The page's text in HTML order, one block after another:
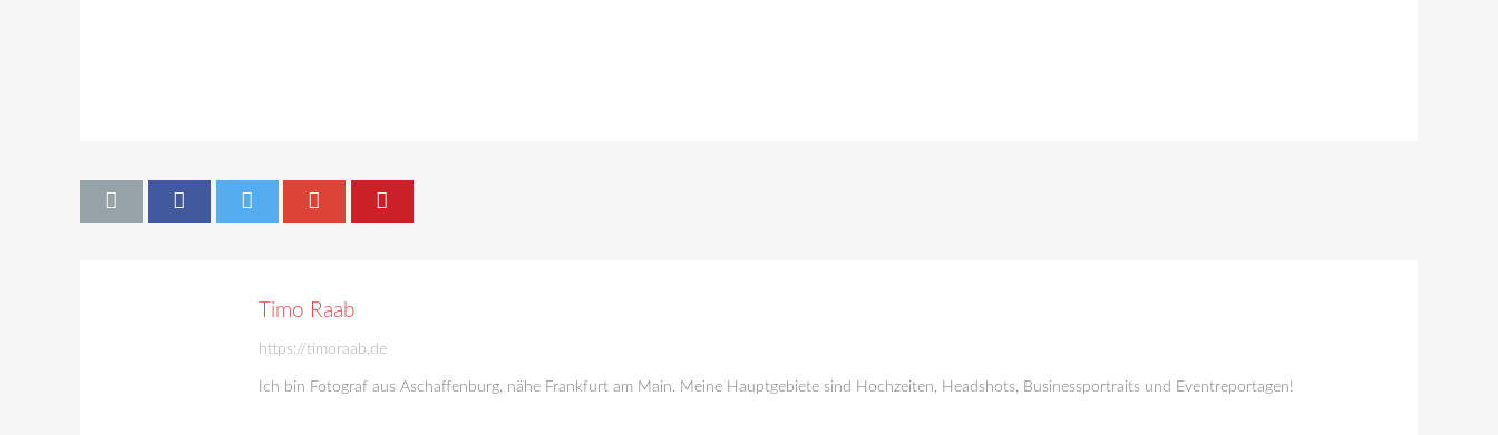
Timo Raab
https://timoraab.de
Ich bin Fotograf aus Aschaffenburg, nähe Frankfurt am Main. Meine Hauptgebiete sind Hochzeiten, Headshots, Businessportraits und Eventreportagen!